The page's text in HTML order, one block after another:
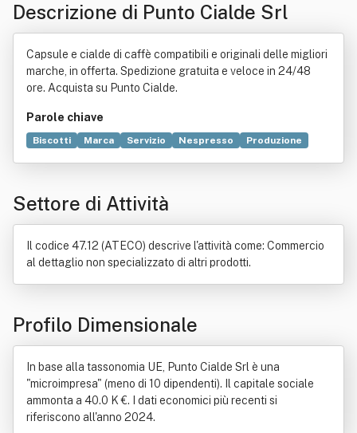
Descrizione di Punto Cialde Srl
Capsule e cialde di caffè compatibili e originali delle migliori
marche, in offerta. Spedizione gratuita e veloce in 24/48
ore. Acquista su Punto Cialde.
Parole chiave
Biscotti Marca Servizio Nespresso
Produzione
Digitale (informatica)
Genere letterario
Settore di Attività
Il codice 47.12 (ATECO) descrive l'attività come: Commercio
al dettaglio non specializzato di altri prodotti.
Profilo Dimensionale
In base alla tassonomia UE, Punto Cialde Srl è una
"microimpresa" (meno di 10 dipendenti). Il capitale sociale
ammonta a 40.0 K €. I dati economici più recenti si
riferiscono all'anno 2024.